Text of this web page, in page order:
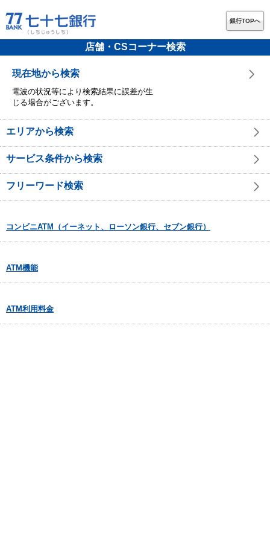
銀行TOPへ
店舗・CSコーナー検索
現在地から検索
電波の状況等により検索結果に誤差が生
じる場合がございます。
エリアから検索
サービス条件から検索
フリーワード検索
コンビニATM（イーネット、ローソン銀行、セブン銀行）
ATM機能
ATM利用料金